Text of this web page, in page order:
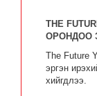
THE
ОРОНДОО
The Future
эргэн
хийгдлээ.